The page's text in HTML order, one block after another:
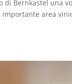
Bernkastel una
area